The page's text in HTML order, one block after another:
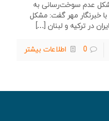
عدم سوخت‌رسانی به
با خبرنگار مهر گفت: مشکل
در ترکیه و لبنان […]
0 اطلاعات بیشتر